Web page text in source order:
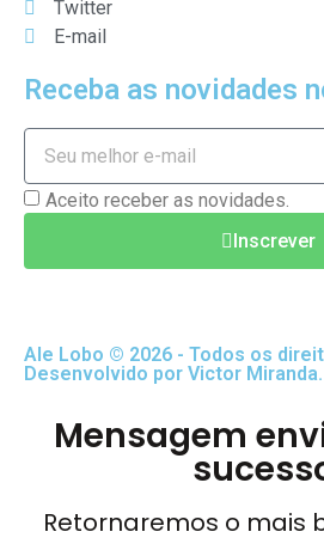
Twitter
E-mail
Receba as novidades
Aceito receber as novidades.
Inscrever
Ale Lobo © 2026 - Todos os
Desenvolvido por Victor Miranda.
Mensagem
Retornaremos o mais